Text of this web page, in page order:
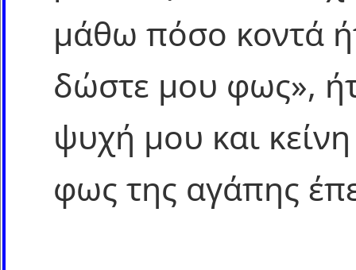
μάθω πόσο κοντά
δώστε μου φως»,
ψυχή μου και
φως της αγάπης